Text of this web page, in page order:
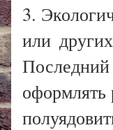
3.
или
оформлять